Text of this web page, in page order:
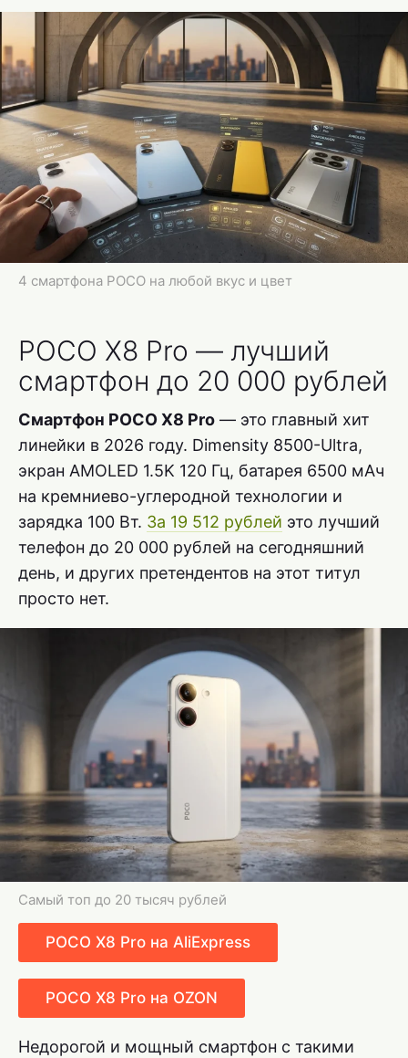
4 смартфона POCO на любой вкус и цвет
POCO X8 Pro — лучший
смартфон до 20 000 рублей
Смартфон POCO X8 Pro — это главный хит
линейки в 2026 году. Dimensity 8500-Ultra,
экран AMOLED 1.5K 120 Гц, батарея 6500 мАч
на кремниево-углеродной технологии и
зарядка 100 Вт. За 19 512 рублей это лучший
телефон до 20 000 рублей на сегодняшний
день, и других претендентов на этот титул
просто нет.
Самый топ до 20 тысяч рублей
POCO X8 Pro на AliExpress
POCO X8 Pro на OZON
Недорогой и мощный смартфон с такими